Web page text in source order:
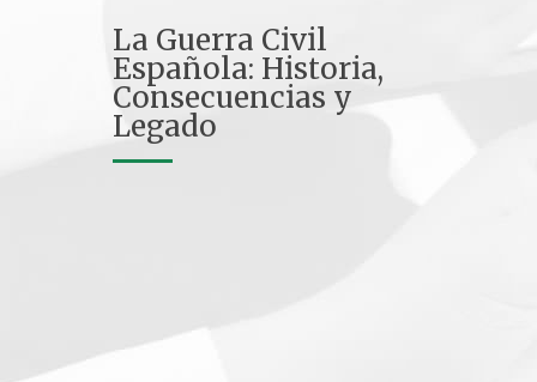
La Guerra Civil
Española: Historia,
Consecuencias y
Legado